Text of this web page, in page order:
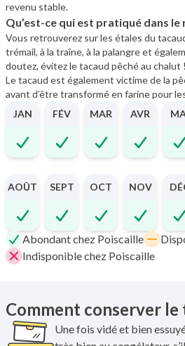
revenu stable.
Qu’est-ce qui est pratiqué dans le
Vous retrouverez sur les étales du
trémail, à la traîne, à la palangre et
doutez, évitez le tacaud pêché au chalut !
Le tacaud est également victime de la
avant d’être transformé en farine pour
JAN
FÉV MAR AVR
AOÛT SEPT OCT NOV
Abondant chez Poiscaille
Indisponible chez Poiscaille
Comment conserver le
Une fois vidé et bien